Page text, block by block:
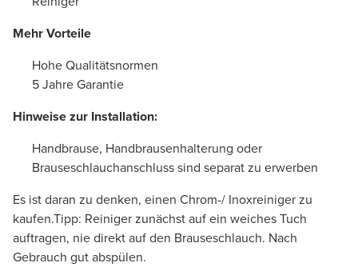
Mehr Vorteile
Hohe Qualitätsnormen
5 Jahre Garantie
Hinweise zur Installation:
Handbrause, Handbrausenhalterung oder
Brauseschlauchanschluss sind separat zu erwerben
Es ist daran zu denken, einen Chrom-/ Inoxreiniger zu
kaufen.Tipp: Reiniger zunächst auf ein weiches Tuch
auftragen, nie direkt auf den Brauseschlauch. Nach
Gebrauch gut abspülen.